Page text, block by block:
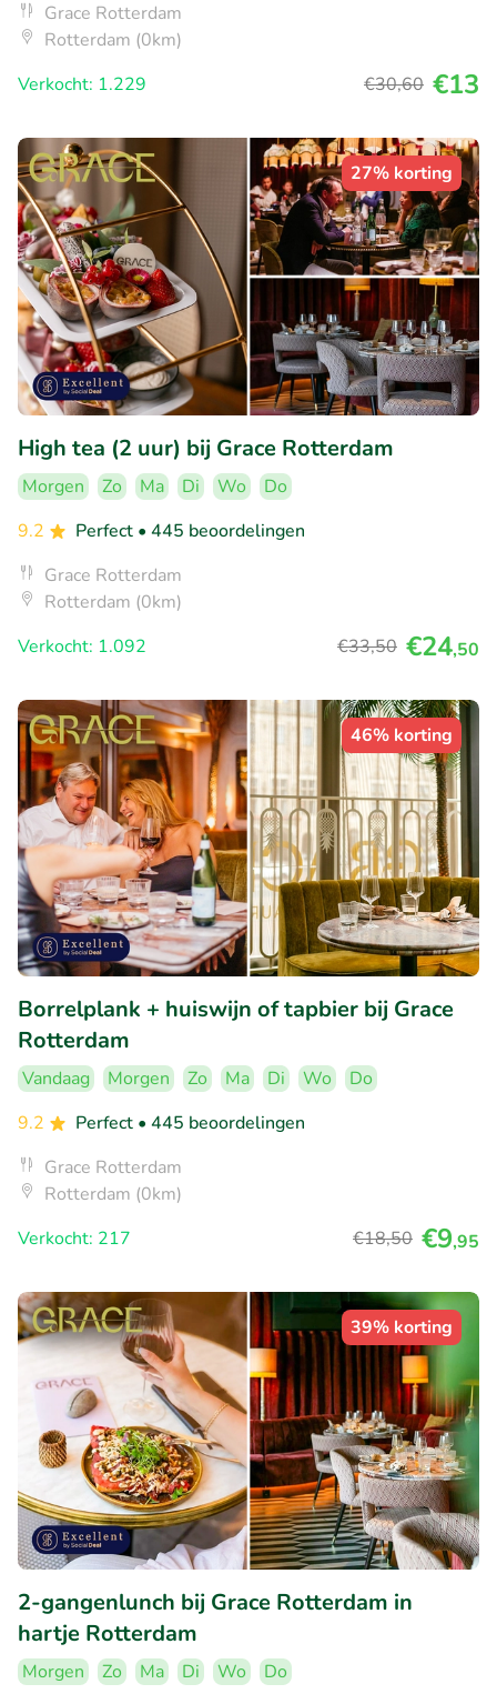
Grace Rotterdam
Rotterdam (0km)
Verkocht: 1.229
€30,60 €13
27% korting
High tea (2 uur) bij Grace Rotterdam
Morgen Zo Ma Di Wo
Do
9.2
Perfect • 445 beoordelingen
Grace Rotterdam
Rotterdam (0km)
Verkocht: 1.092
€33,50 €24,50
46% korting
Borrelplank + huiswijn of tapbier bij Grace
Rotterdam
Vandaag Morgen Zo Ma Di Wo
Do
9.2
Perfect • 445 beoordelingen
Grace Rotterdam
Rotterdam (0km)
Verkocht: 217
€18,50 €9,95
39% korting
2-gangenlunch bij Grace Rotterdam in
hartje Rotterdam
Morgen Zo Ma Di Wo Do